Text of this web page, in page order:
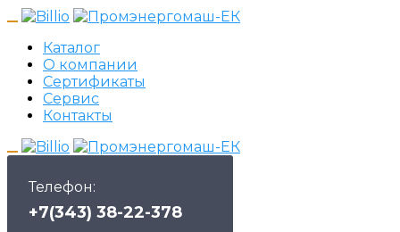
Каталог
О компании
Сертификаты
Сервис
Контакты
Телефон:
+7(343) 38-22-378